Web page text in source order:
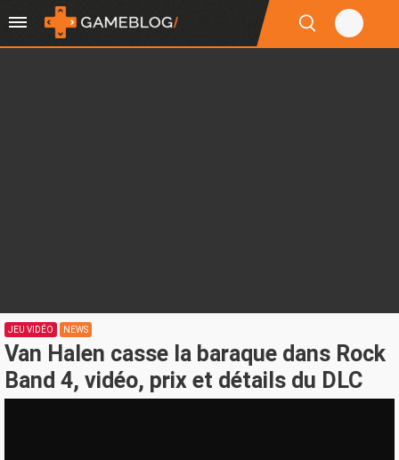
JEU VIDÉO NEWS
Van Halen casse la baraque dans Rock
Band 4, vidéo, prix et détails du DLC